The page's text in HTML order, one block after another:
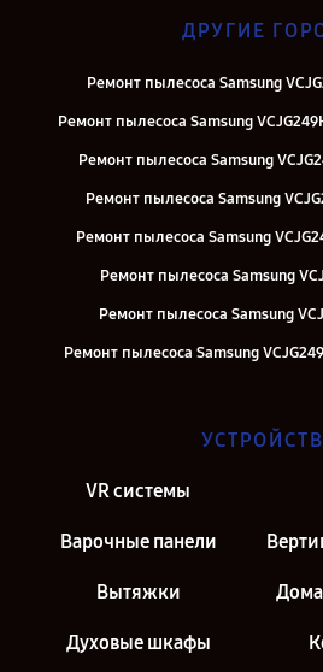
ДРУГИЕ
Ремонт пылесоса Samsung
Ремонт пылесоса Samsung
Ремонт пылесоса Samsung
Ремонт пылесоса Samsung
Ремонт пылесоса Samsung
Ремонт пылесоса Samsung
Ремонт пылесоса Samsung
Ремонт пылесоса Samsung
VR системы
Варочные панели
Вытяжки
Духовые шкафы